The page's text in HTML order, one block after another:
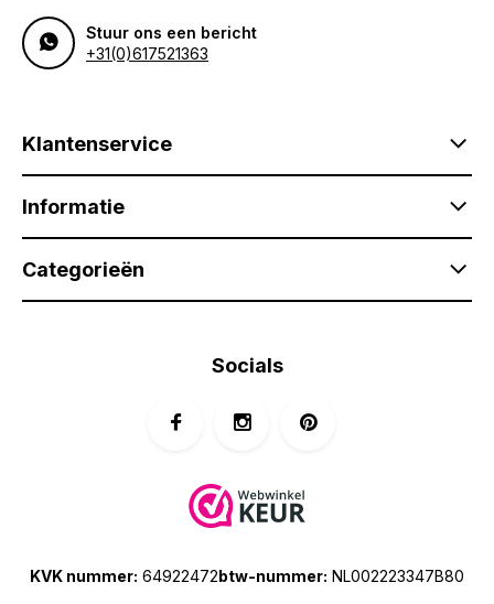
Stuur ons een bericht
+31(0)617521363
Klantenservice
Informatie
Categorieën
KVK nummer: 64922472btw-nummer: NL002223347B80
Socials